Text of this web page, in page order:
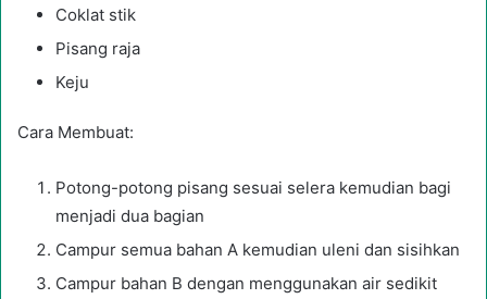
Coklat stik
Pisang raja
Keju
Cara Membuat:
Potong-potong pisang sesuai selera kemudian bagi
menjadi dua bagian
Campur semua bahan A kemudian uleni dan sisihkan
Campur bahan B dengan menggunakan air sedikit